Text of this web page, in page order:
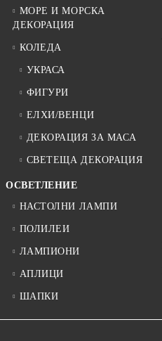
МОРЕ И МОРСКА
ДЕКОРАЦИЯ
КОЛЕДА
УКРАСА
ФИГУРИ
ЕЛХИ/ВЕНЦИ
ДЕКОРАЦИЯ ЗА МАСА
СВЕТЕЩА ДЕКОРАЦИЯ
ОСВЕТЛЕНИЕ
НАСТОЛНИ ЛАМПИ
ПОЛИЛЕИ
ЛАМПИОНИ
АПЛИЦИ
ШАПКИ